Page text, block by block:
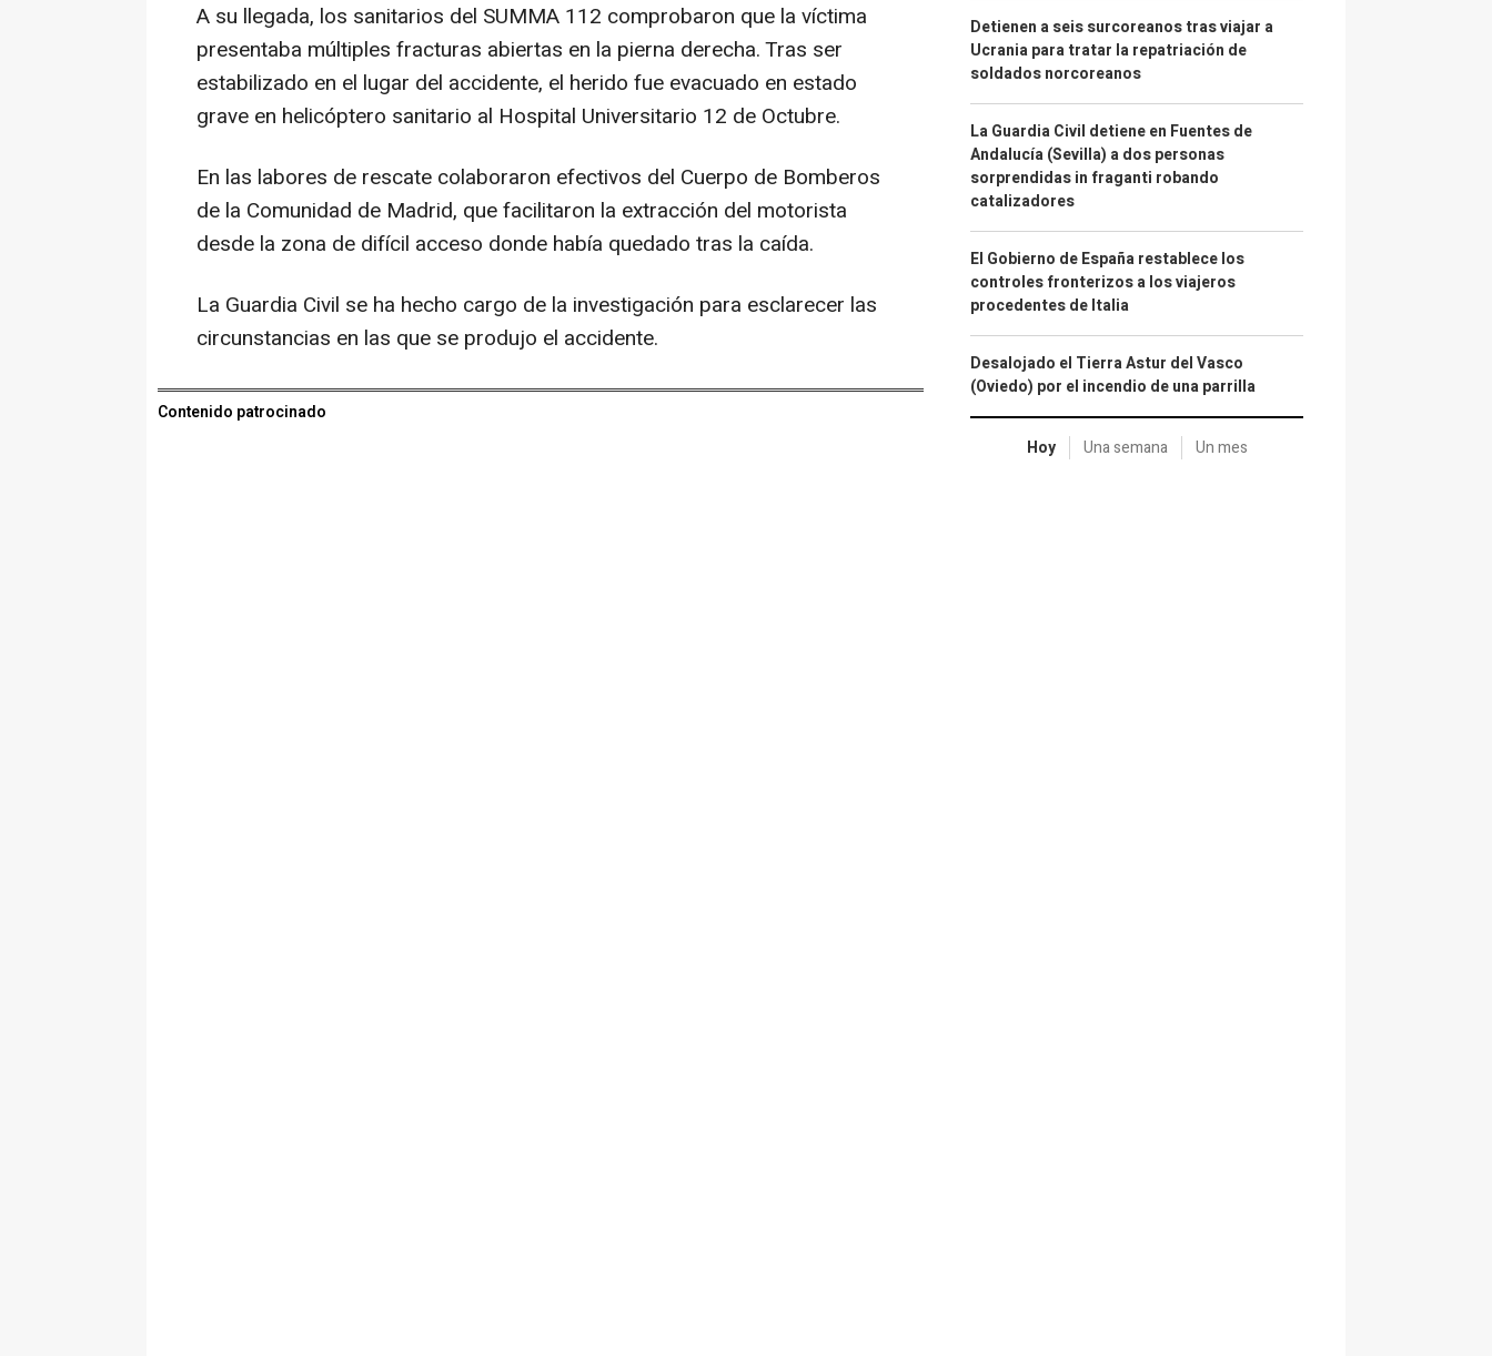
A su llegada, los sanitarios del SUMMA 112 comprobaron que la víctima
presentaba múltiples fracturas abiertas en la pierna derecha. Tras ser
estabilizado en el lugar del accidente, el herido fue evacuado en estado
grave en helicóptero sanitario al Hospital Universitario 12 de Octubre.
En las labores de rescate colaboraron efectivos del Cuerpo de Bomberos
de la Comunidad de Madrid, que facilitaron la extracción del motorista
desde la zona de difícil acceso donde había quedado tras la caída.
La Guardia Civil se ha hecho cargo de la investigación para esclarecer las
circunstancias en las que se produjo el accidente.
Contenido patrocinado
Detienen a seis surcoreanos tras viajar a
Ucrania para tratar la repatriación de
soldados norcoreanos
La Guardia Civil detiene en Fuentes de
Andalucía (Sevilla) a dos personas
sorprendidas in fraganti robando
catalizadores
El Gobierno de España restablece los
controles fronterizos a los viajeros
procedentes de Italia
Desalojado el Tierra Astur del Vasco
(Oviedo) por el incendio de una parrilla
Hoy Una semana Un mes